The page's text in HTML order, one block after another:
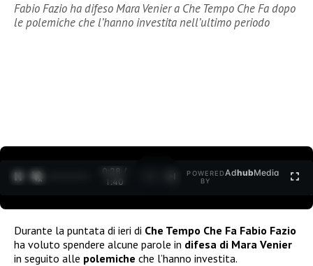
Fabio Fazio ha difeso Mara Venier a Che Tempo Che Fa dopo
le polemiche che l’hanno investita nell’ultimo periodo
0:30 /
1:40
POWERED
BY
AdhubMedia
Durante la puntata di ieri di Che Tempo Che Fa Fabio Fazio
ha voluto spendere alcune parole in difesa di Mara Venier
in seguito alle polemiche che l’hanno investita.